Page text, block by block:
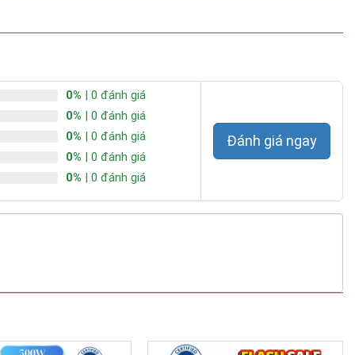
trực tiếp với sản phẩm.
nhu cầu sử dụng, từ mức sáng nhất đến mức sáng nhẹ.
cấp ánh sáng liên tục qua cả đêm, phục vụ nhu cầu chiếu
0% | 0 đánh giá
0% | 0 đánh giá
0% | 0 đánh giá
0% | 0 đánh giá
0% | 0 đánh giá
Đánh giá ngay